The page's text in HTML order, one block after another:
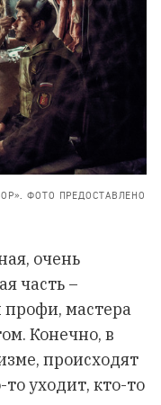
ФОТО ПРЕДОСТАВЛЕНО
очень
часть –
профи, мастера
Конечно, в
происходят
уходит, кто-то